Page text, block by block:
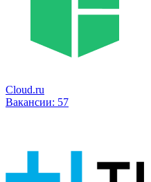
Cloud.ru
Вакансии: 57